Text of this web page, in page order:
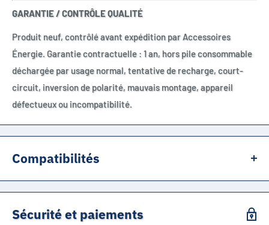
GARANTIE / CONTRÔLE QUALITÉ
Produit neuf, contrôlé avant expédition par Accessoires
Énergie. Garantie contractuelle : 1 an, hors pile consommable
déchargée par usage normal, tentative de recharge, court-
circuit, inversion de polarité, mauvais montage, appareil
défectueux ou incompatibilité.
Compatibilités
Sécurité et paiements